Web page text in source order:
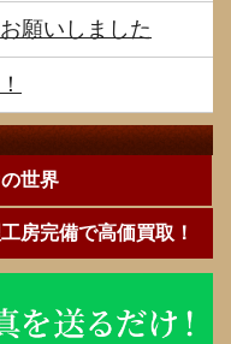
願いしました
世界
房完備で高価買取！